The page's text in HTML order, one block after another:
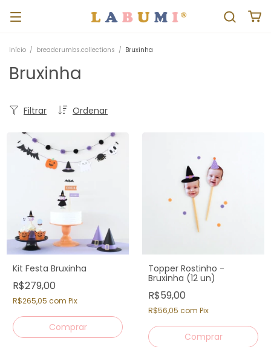
Início / breadcrumbs.collections / Bruxinha
Bruxinha
Ordenar
Filtrar
Kit Festa Bruxinha
R$279,00
R$265,05 com Pix
Topper Rostinho -
Bruxinha (12 un)
R$59,00
R$56,05 com Pix